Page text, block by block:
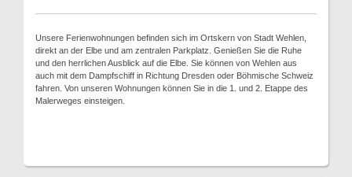
Unsere Ferienwohnungen befinden sich im Ortskern von Stadt Wehlen,
direkt an der Elbe und am zentralen Parkplatz. Genießen Sie die Ruhe
und den herrlichen Ausblick auf die Elbe. Sie können von Wehlen aus
auch mit dem Dampfschiff in Richtung Dresden oder Böhmische Schweiz
fahren. Von unseren Wohnungen können Sie in die 1. und 2. Etappe des
Malerweges einsteigen.